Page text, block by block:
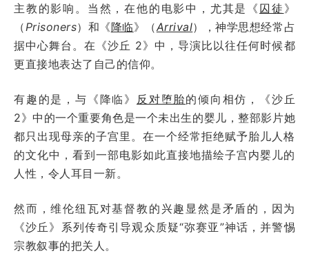
主教的影响。当然，在他的电影中，尤其是《 囚徒 》
（ Prisoners）和《降临》（Arrival），神学思想经常占
据中心舞台。在《沙丘 2》中，导演比以往任何时候都
更直接地表达了自己的信仰。
有趣的是，与《降临》 反对堕胎的倾向相仿，《沙丘
2》中的一个重要角色是一个未出生的婴儿，整部影片她
都只出现母亲的子宫里。在一个经常拒绝赋予胎儿人格
的文化中，看到一部电影如此直接地描绘子宫内婴儿的
人性，令人耳目一新。
然而，维伦纽瓦对基督教的兴趣显然是矛盾的，因为
《沙丘》系列传奇引导观众质疑“弥赛亚”神话，并警惕
宗教叙事的把关人。